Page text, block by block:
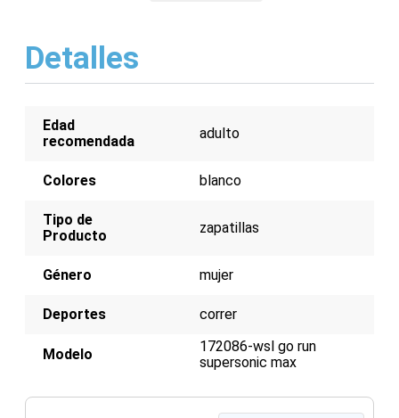
Diseño ligero y transpirable
Suela de alta tracción
Ideal para entrenamientos y competiciones
Detalles
Edad
recomendada
adulto
Colores blanco
Tipo de
Producto
zapatillas
Género mujer
Deportes correr
Modelo
172086-wsl go run
supersonic max